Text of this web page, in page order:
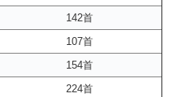
142首
107首
154首
224首